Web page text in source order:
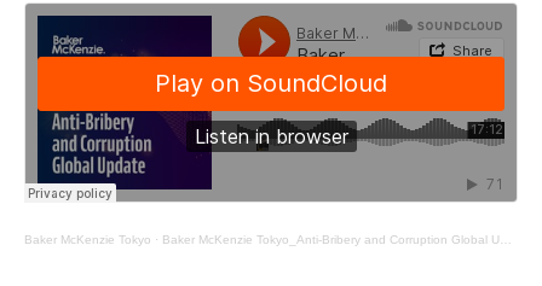
Baker McKenzie Tokyo · Baker McKenzie Tokyo_Anti-Bribery and Corruption Global Update Episode 06